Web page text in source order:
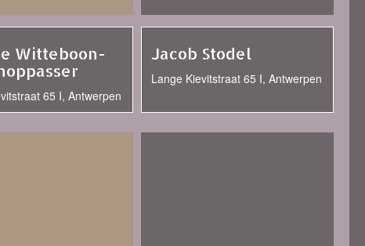
Witteboon-
65 I, Antwerpen
Jacob Stodel
Lange Kievitstraat 65 I, Antwerpen